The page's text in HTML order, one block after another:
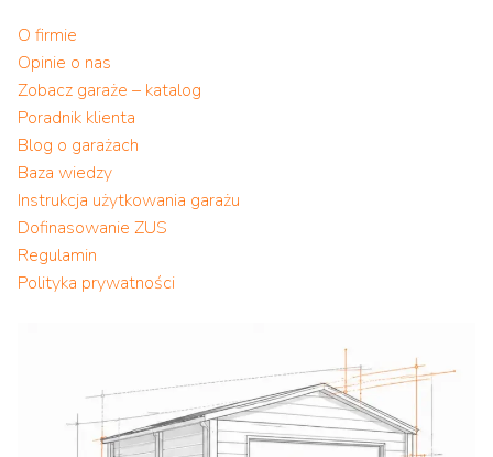
O firmie
Opinie o nas
Zobacz garaże – katalog
Poradnik klienta
Blog o garażach
Baza wiedzy
Instrukcja użytkowania garażu
Dofinasowanie ZUS
Regulamin
Polityka prywatności